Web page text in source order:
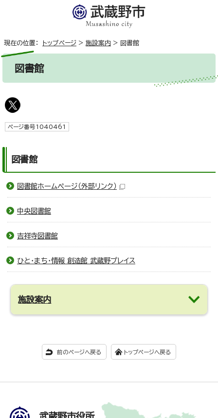
現在の位置： トップページ > 施設案内 > 図書館
図書館
ページ番号1040461
図書館
図書館ホームページ （外部リンク）
中央図書館
吉祥寺図書館
ひと・まち・情報 創造館 武蔵野プレイス
施設案内
前のページへ戻る トップページへ戻る